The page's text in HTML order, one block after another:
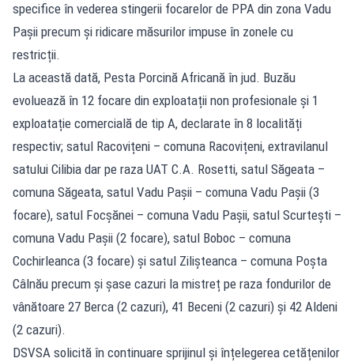
specifice în vederea stingerii focarelor de PPA din zona Vadu
Pașii precum și ridicare măsurilor impuse în zonele cu
restricții.
La această dată, Pesta Porcină Africană în jud. Buzău
evoluează în 12 focare din exploatații non profesionale și 1
exploatație comercială de tip A, declarate în 8 localități
respectiv; satul Racovițeni – comuna Racovițeni, extravilanul
satului Cilibia dar pe raza UAT C.A. Rosetti, satul Săgeata –
comuna Săgeata, satul Vadu Pașii – comuna Vadu Pașii (3
focare), satul Focșănei – comuna Vadu Pașii, satul Scurtești –
comuna Vadu Pașii (2 focare), satul Boboc – comuna
Cochirleanca (3 focare) și satul Zilișteanca – comuna Poșta
Câlnău precum și șase cazuri la mistreț pe raza fondurilor de
vânătoare 27 Berca (2 cazuri), 41 Beceni (2 cazuri) și 42 Aldeni
(2 cazuri).
DSVSA solicită în continuare sprijinul și înțelegerea cetățenilor